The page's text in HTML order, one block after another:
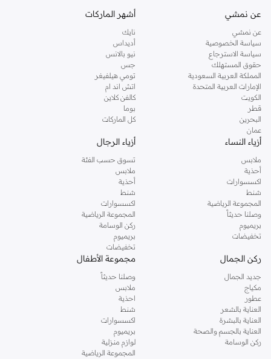
كنت تقومين بتجديد خزانة ملابسك الملائمة للعمل، البحث عن فستان مثالي للحفلات او
اليه.
تسوقي دوروثي بيركنز اون لاين مسقط
تسوقي دوروثي بيركنز اون لاين من نمشي واستمتعي باكثر من الف ستايل من مجموعة
دوروثي بيركنز الشهيرة. تصفحي المجموعة كاملة في متجر دوروثي بيركنز اون لاين او
استخدمي القائمة لتحديد تجربة تسوق دوروثي بيركنز اون لاين. خدمة التوصيل السريعة
والدعم الاستثنائي يضمن لك تجربة تسوق ممتعة دائما مع نمشي.
عن نمشي
عن نمشي
سياسة الخصوصية
سياسة الاسترجاع
حقوق المستهلك
المملكة العربية السعودية
الإمارات العربية المتحدة
الكويت
قطر
البحرين
عمان
أشهر الماركات
نايك
أديداس
نيو بالانس
جس
تومي هيلفيغر
اتش اند ام
كالفن كلاين
بوما
كل الماركات
أزياء النساء
ملابس
أحذية
اكسسوارات
شنط
المجموعة الرياضية
وصلنا حديثاً
بريميوم
تخفيضات
أزياء الرجال
تسوق حسب الفئة
ملابس
أحذية
شنط
اكسسوارات
المجموعة الرياضية
ركن الوسامة
بريميوم
تخفيضات
ركن الجمال
جديد الجمال
مكياج
عطور
العناية بالشعر
العناية بالبشرة
العناية بالجسم والصحة
ركن الوسامة
مجموعة الأطفال
وصلنا حديثاً
ملابس
احذية
شنط
اكسسوارات
بريميوم
لوازم منزلية
المجموعة الرياضية